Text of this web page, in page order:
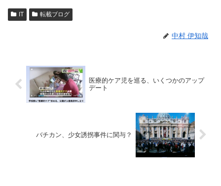
IT 転載ブログ
中村 伊知哉
医療的ケア児を巡る、いくつかのアップ
デート
バチカン、少女誘拐事件に関与？